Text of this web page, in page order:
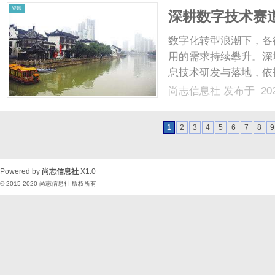
资讯
深耕数字技术赛
解决方案
数字化转型浪潮下，
用的需求持续攀升。
息技术研发与落地，
字化技术服务，以硬
务，深耕定制软件开
尚志信息社 发布于
1 2 3 4 5 6 7 8 9
Powered by 尚志信息社 X1.0
© 2015-2020 尚志信息社 版权所有